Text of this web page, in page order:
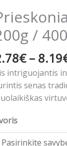
/
€ – 8.19
intriguojantis
senas